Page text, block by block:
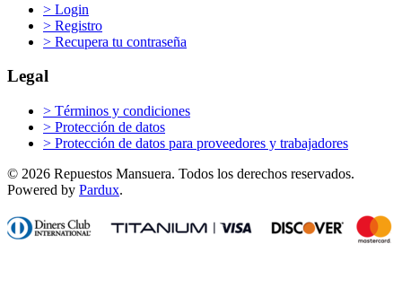
> Login
> Registro
> Recupera tu contraseña
Legal
> Términos y condiciones
> Protección de datos
> Protección de datos para proveedores y trabajadores
© 2026 Repuestos Mansuera. Todos los derechos reservados.
Powered by Pardux.